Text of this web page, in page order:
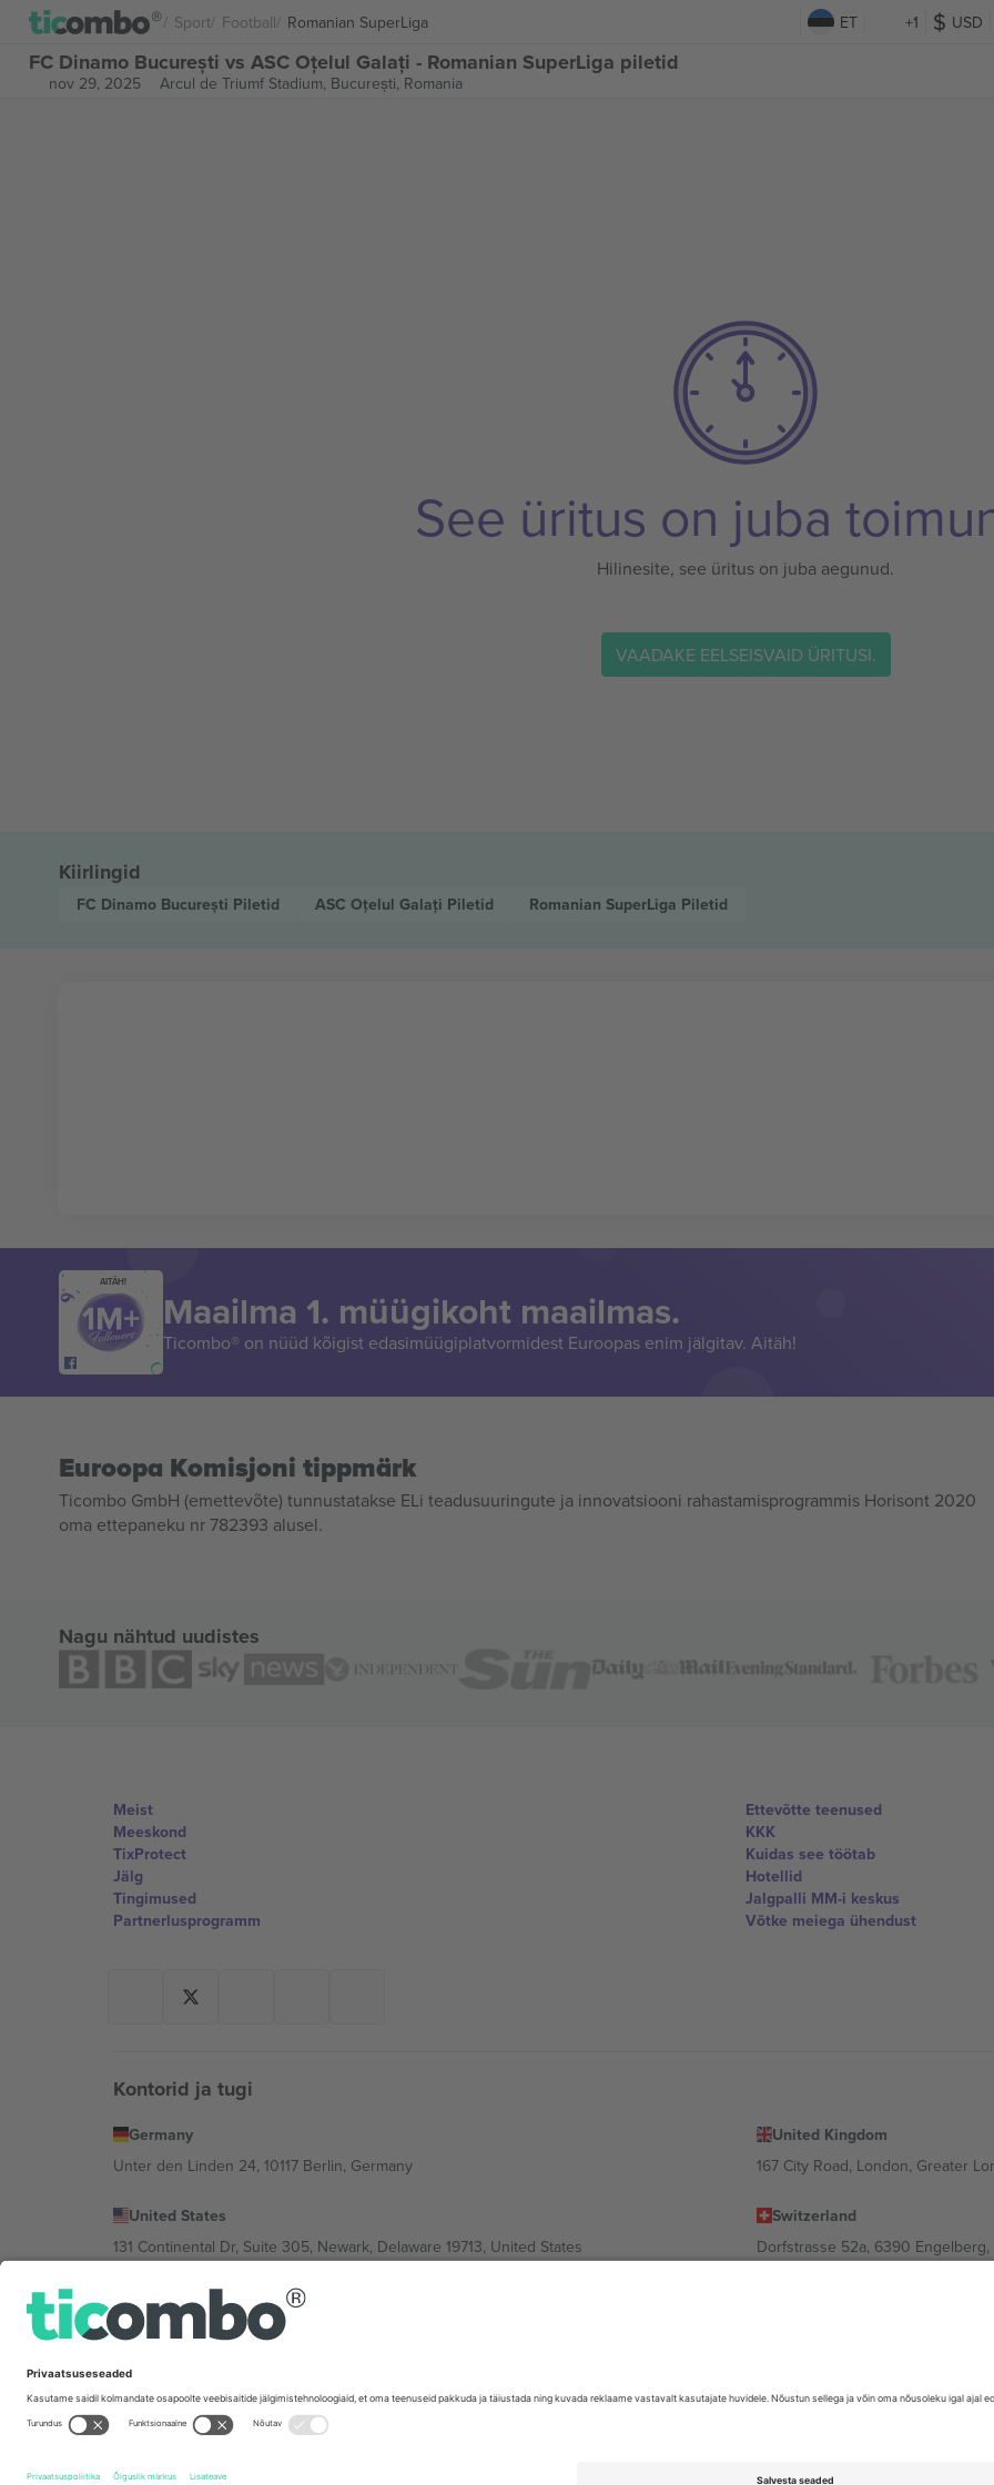
Sport Football Romanian SuperLiga ET +1 USD
FC Dinamo București vs ASC Oțelul Galați - Romanian SuperLiga piletid
nov 29, 2025 Arcul de Triumf Stadium, București, Romania
See üritus on juba
Hilinesite, see üritus on juba aegunud.
VAADAKE EELSEISVAID ÜRITUSI.
Kiirlingid
FC Dinamo București Piletid ASC Oțelul Galați Piletid Romanian SuperLiga Piletid
AITÄH!
Maailma 1. müügikoht maailmas.
Ticombo® on nüüd kõigist edasimüügiplatvormidest Euroopas enim jälgitav. Aitäh!
Euroopa Komisjoni tippmärk
Ticombo GmbH (emettevõte) tunnustatakse ELi teadusuuringute ja innovatsiooni rahastamisprogrammis Horisont 2020
oma ettepaneku nr 782393 alusel.
Nagu nähtud uudistes
Meist
Meeskond
TixProtect
Jälg
Tingimused
Partnerlusprogramm
Ettevõtte teenused
KKK
Kuidas see töötab
Hotellid
Jalgpalli MM-i keskus
Võtke meiega ühendust
Kontorid ja tugi
Germany
Unter den Linden 24, 10117 Berlin, Germany
United Kingdom
167 City Road, London, Greater
United States
131 Continental Dr, Suite 305, Newark, Delaware 19713, United States
Switzerland
Dorfstrasse 52a, 6390
Bulgaria
Regus Sofia City West, bul Totleben 53-55, 1606 Sofia, Bulgaria
Mexico
Av Chapultepec 360, Roma Norte, Cuauhtémoc, 06700 Ciudad de México, CDMX, Mexico
Tingimused.© 2026 Ticombo. Kõik õigused kaitstud.